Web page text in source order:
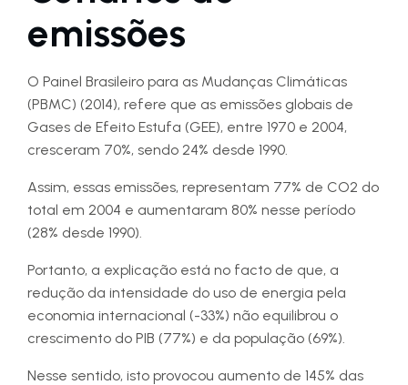
emissões
O Painel Brasileiro para as Mudanças Climáticas
(PBMC) (2014), refere que as emissões globais de
Gases de Efeito Estufa (GEE), entre 1970 e 2004,
cresceram 70%, sendo 24% desde 1990.
Assim, essas emissões, representam 77% de CO2 do
total em 2004 e aumentaram 80% nesse período
(28% desde 1990).
Portanto, a explicação está no facto de que, a
redução da intensidade do uso de energia pela
economia internacional (-33%) não equilibrou o
crescimento do PIB (77%) e da população (69%).
Nesse sentido, isto provocou aumento de 145% das